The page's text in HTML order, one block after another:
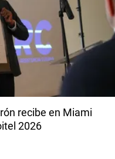
recibe en Miami
2026